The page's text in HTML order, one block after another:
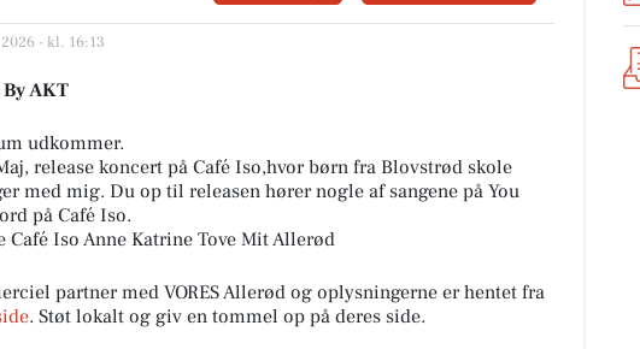
- kl. 16:13
AKT
udkommer.
release koncert på Café Iso,hvor børn fra Blovstrød skole
med mig. Du op til releasen hører nogle af sangene på You
på Café Iso.
Café Iso Anne Katrine Tove Mit Allerød
partner med VORES Allerød og oplysningerne er hentet fra
. Støt lokalt og giv en tommel op på deres side.